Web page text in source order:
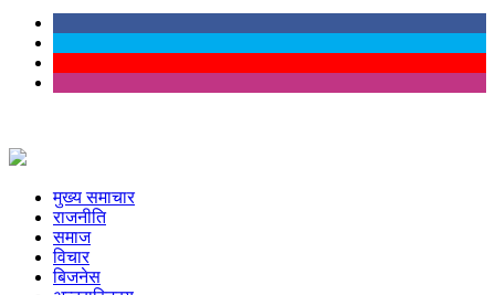
मुख्य समाचार
राजनीति
समाज
विचार
बिजनेस